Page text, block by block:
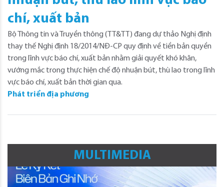
chí, xuất bản
Bộ Thông tin và Truyền thông (TT&TT) đang dự thảo Nghị định
thay thế Nghị định 18/2014/NĐ-CP quy định về tiền bản quyền
trong lĩnh vực báo chí, xuất bản nhằm giải quyết khó khăn,
vướng mắc trong thực hiện chế độ nhuận bút, thù lao trong lĩnh
vực báo chí, xuất bản thời gian qua.
Phát triển địa phương
MULTIMEDIA